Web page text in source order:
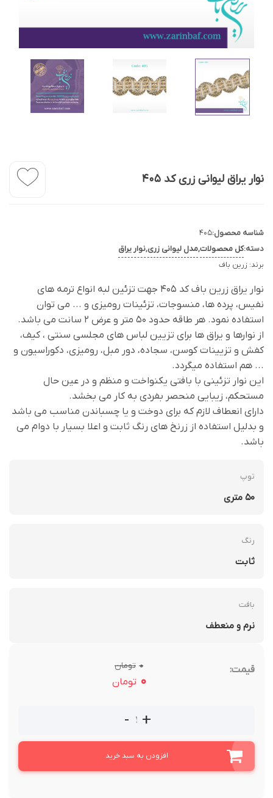
نوار یراق لیوانی زری کد 405
شناسه محصول:405
دسته:کل محصولات,مدل لیوانی زری,نوار یراق
برند: زرین باف
نوار یراق زرین باف کد 405 جهت تزئین لبه انواع ترمه های
نفیس، پرده ها، منسوجات، تزئینات رومیزی و ... می توان
استفاده نمود. هر طاقه حدود 50 متر و عرض 2 سانت می باشد.
از نوارها و یراق ها برای تزیین لباس های مجلسی سنتی ، کیف،
کفش و تزیینات کوسن، سجاده، دور مبل، رومیزی، دکوراسیون و
... هم استفاده میگردد.
این نوار تزئینی با بافتی یکنواخت و منظم و در عین حال
مستحکم، زیبایی منحصر بفردی به کار می بخشد.
دارای انعطاف لازم که برای دوخت و یا چسباندن مناسب می باشد
و بدلیل استفاده از زرنخ های رنگ ثابت و اعلا بسیار با دوام می
باشد.
توپ
50 متری
رنگ
ثابت
بافت
نرم و منعطف
قیمت: 0 تومان
0 تومان
+
-
افزودن به سبد خرید